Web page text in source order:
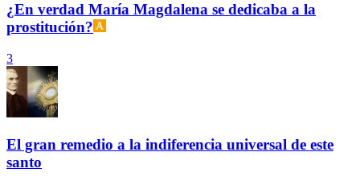
¿En verdad María Magdalena se dedicaba a la
prostitución?
3
El gran remedio a la indiferencia universal de este
santo